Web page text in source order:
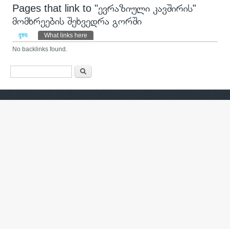
Pages that link to "ევრაზიული კავშირის"
მომხრეების შეხვედრა გორში
प्राथमिक टैब्स
दृश्य What links here
No backlinks found.